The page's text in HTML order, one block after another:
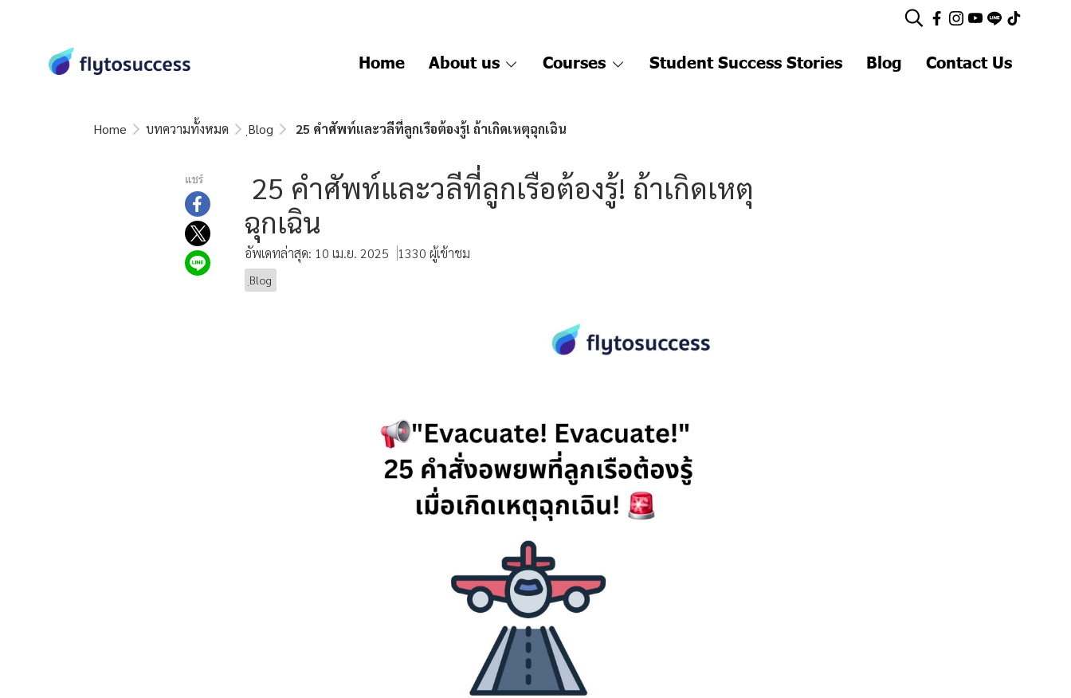
Home About us Courses Student Success Stories Blog Contact Us
Home บทความทั้งหมด ฺBlog 25 คำศัพท์และวลีที่ลูกเรือต้องรู้! ถ้าเกิดเหตุฉุกเฉิน
แชร์
25 คำศัพท์และวลีที่ลูกเรือต้องรู้! ถ้าเกิดเหตุ
ฉุกเฉิน
อัพเดทล่าสุด: 10 เม.ย. 2025 1330 ผู้เข้าชม
ฺBlog